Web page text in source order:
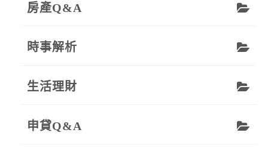
房產Q&A
時事解析
生活理財
申貸Q&A